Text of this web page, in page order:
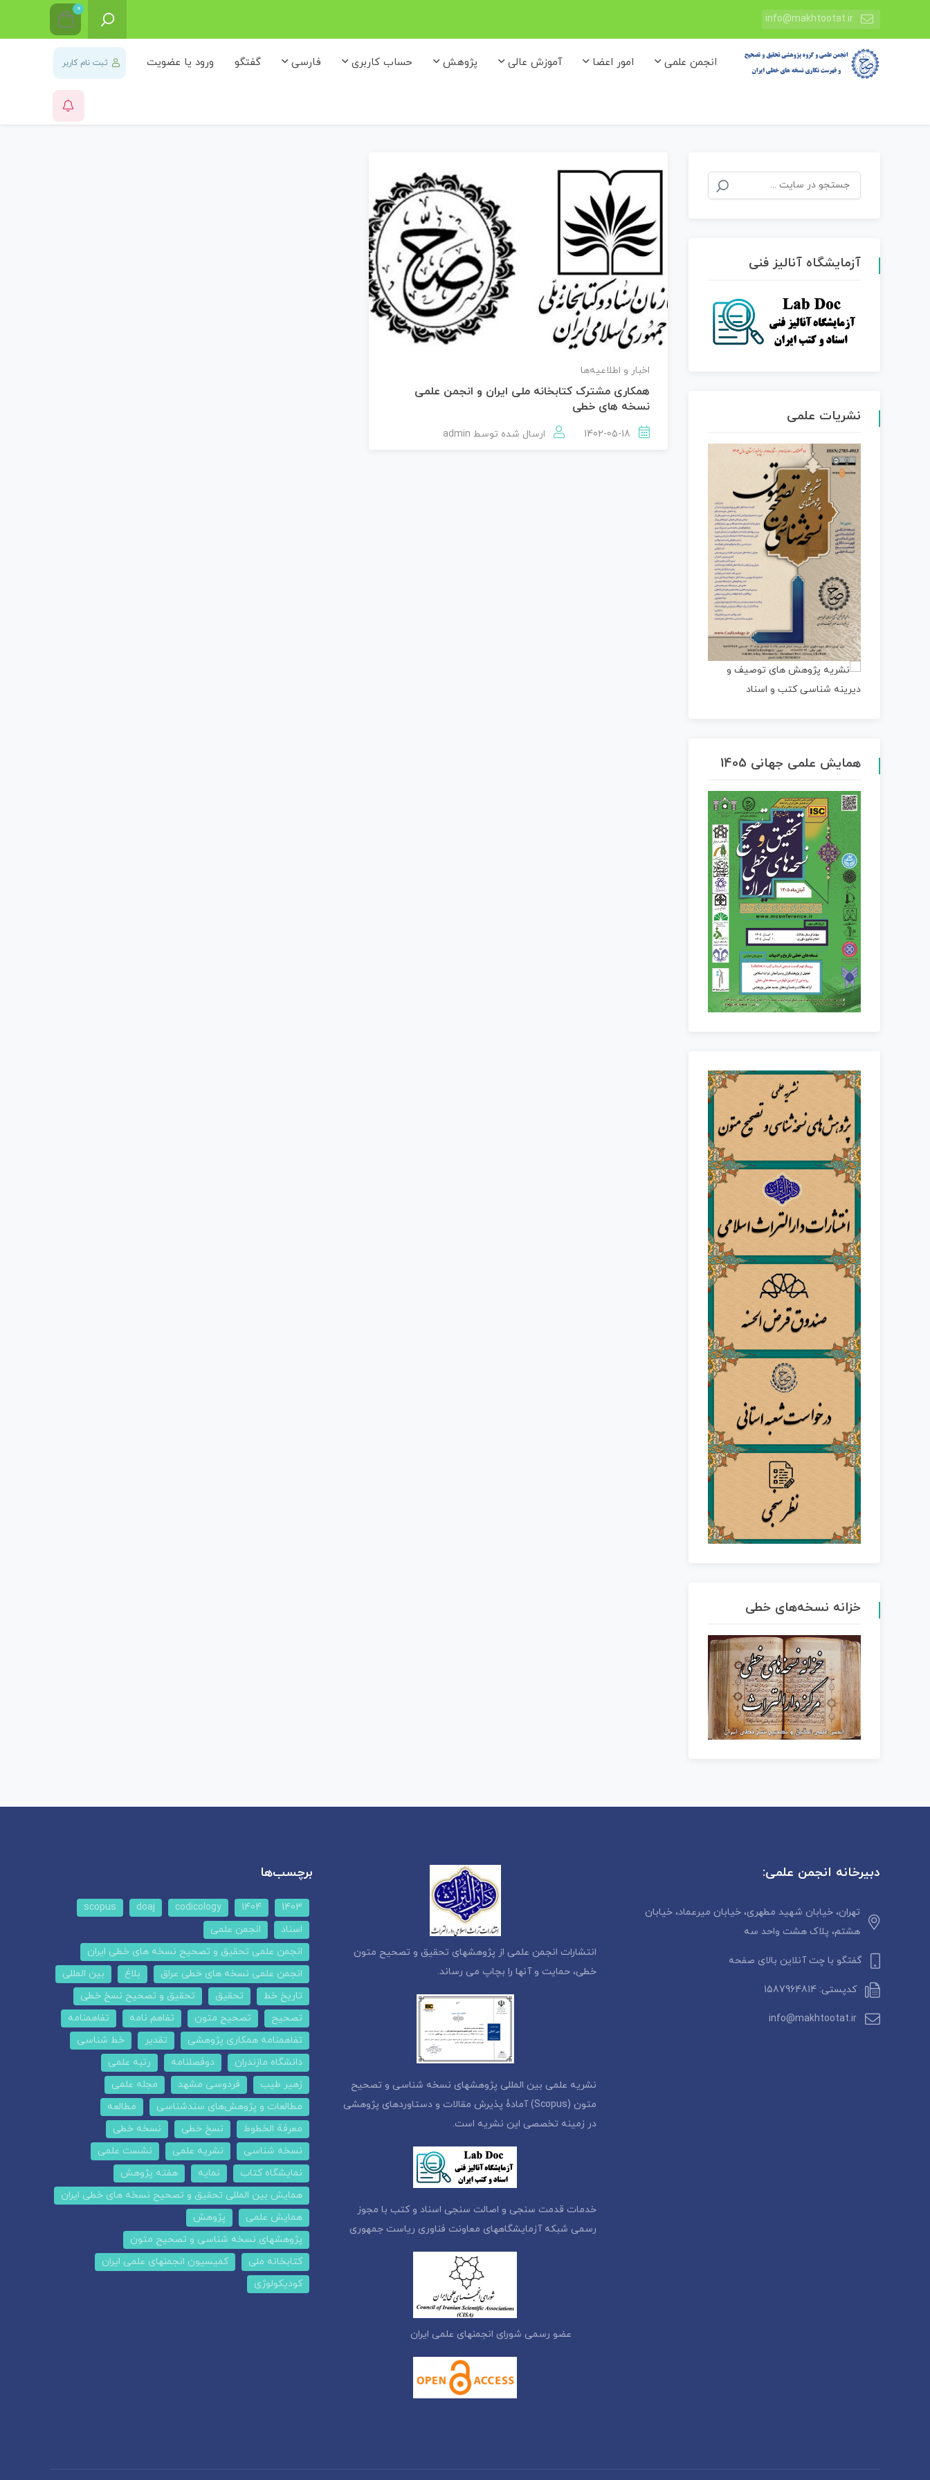
info@makhtootat.ir
0
انجمن علمی امور اعضا آموزش عالی پژوهش حساب کاربری فارسی گفتگو ورود یا عضویت ثبت نام کاربر
اخبار و اطلاعیه‌ها
همکاری مشترک کتابخانه ملی ایران و انجمن علمی
نسخه های خطی
ارسال شده توسط admin
جستجو
برای:
آزمایشگاه آنالیز فنی
نشریات علمی
همایش علمی جهانی 1405
خزانه نسخه‌های خطی
دبیرخانه انجمن علمی:
تهران، خیابان شهید مطهری، خیابان میرعماد، خیابان
هشتم، پلاک هشت واحد سه
گفتگو با چت آنلاین بالای صفحه
کدپستی: 1587964814
info@makhtootat.ir
انتشارات انجمن علمی از پژوهشهای تحقیق و تصحیح متون
خطی، حمایت و آنها را بچاپ می رساند.
نشریه علمی بین المللی پژوهشهای نسخه شناسی و تصحیح
متون (Scopus) آمادۀ پذیرش مقالات و دستاوردهای پژوهشی
در زمینه تخصصی این نشریه است.
خدمات قدمت سنجی و اصالت سنجی اسناد و کتب با مجوز
رسمی شبکه آزمایشگاههای معاونت فناوری ریاست جمهوری
عضو رسمی شورای انجمنهای علمی ایران
برچسب‌ها
1403
1404
codicology
doaj
scopus
اسناد
انجمن علمی
انجمن علمی تحقیق و تصحیح نسخه های خطی ایران
انجمن علمی نسخه های خطی عراق
بلاغ
بین المللی
تاریخ خط
تحقیق
تحقیق و تصحیح نسخ خطی
تصحیح
تصحیح متون تفاهم نامه
تفاهمنامه
تفاهمنامه همکاری پژوهشی
تقدیر
خط شناسی
دانشگاه مازندران
دوفصلنامه
رتبه علمی
زهیر طیب
فردوسی مشهد
مجله علمی
مطالعات و پژوهش‌های سندشناسی
مطالعه
معرفة الخطوط
نسخ خطی
نسخه خطی
نسخه شناسی
نشریه علمی
نشست علمی
نمایشگاه کتاب
نمایه
هفته پژوهش
همایش بین المللی تحقیق و تصحیح نسخه های خطی ایران
همایش علمی
پژوهش
پژوهشهای نسخه شناسی و تصحیح متون
کتابخانه ملی
کمیسیون انجمنهای علمی ایران
کودیکولوژی